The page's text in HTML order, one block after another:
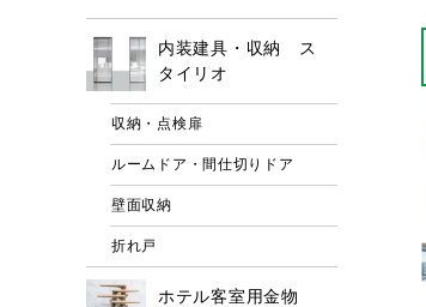
内装建具・収納 ス
タイリオ
収納・点検扉
ルームドア・間仕切りドア
壁面収納
折れ戸
ホテル客室用金物